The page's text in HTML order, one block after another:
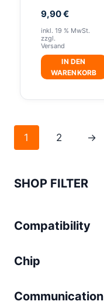
9,90€
inkl. 19 % MwSt.
zzgl.
Versand
IN DEN
WARENKORB
1 2 →
SHOP FILTER
Compatibility
Chip
Communication